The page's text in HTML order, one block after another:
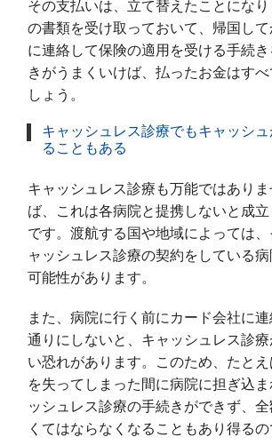
その支払いは、立て替えたことにな
の書類を受け取っておいて、帰国し
に連絡して保険の適用を受ける手続
きがうまくいけば、払ったお金はす
しょう。
キャッシュレス診療でもキャッシ
ることもある
キャッシュレス診療も万能ではありま
ば、これは各病院と提携しないと成
です。渡航する国や地域によっては
ャッシュレス診療の契約をしている
可能性があります。
また、病院に行く前にカード会社に
通りにしないと、キャッシュレス診
い恐れがあります。このため、たと
を失ってしまった間に病院に担ぎ込
ッシュレス診療の手続きができず、
くてはならなくなることもあり得るの